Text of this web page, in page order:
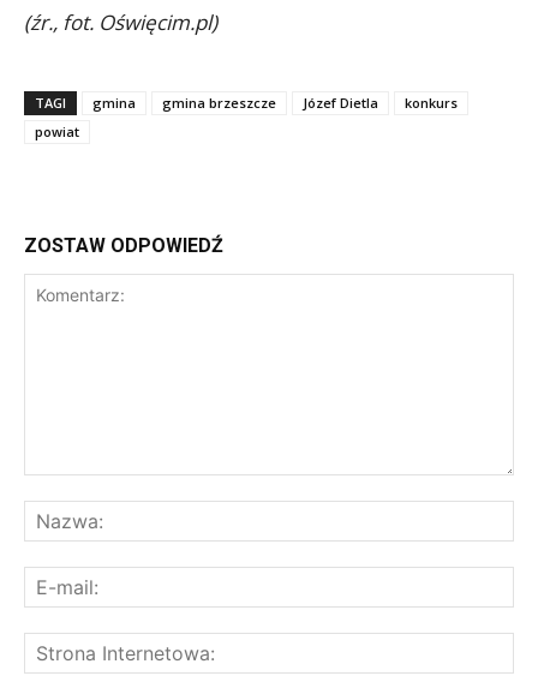
(źr., fot. Oświęcim.pl)
TAGI gmina gmina brzeszcze Józef Dietla
konkurs
powiat
ZOSTAW ODPOWIEDŹ